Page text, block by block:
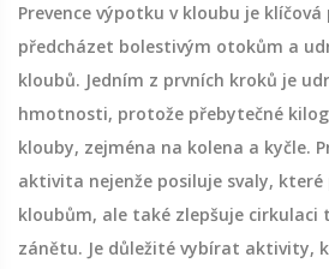
Prevence výpotku v kloubu je
předcházet bolestivým otokům a
kloubů. Jedním z prvních kroků je
hmotnosti, protože přebytečné
klouby, zejména na kolena a kyčle.
aktivita nejenže posiluje svaly,
kloubům, ale také zlepšuje cirkulaci
zánětu. Je důležité vybírat aktivity,